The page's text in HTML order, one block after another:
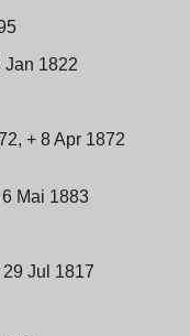
Jan 1822
+ 8 Apr 1872
Mai 1883
29 Jul 1817